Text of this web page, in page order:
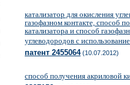
катализатор для окисления
газофазном контакте, способ
катализатора и способ
углеводородов с
патент 2455064(10.07.2012)
способ получения акриловой